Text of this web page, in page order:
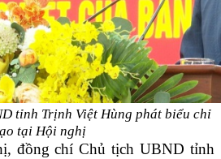
tỉnh Trịnh Việt Hùng phát biểu chỉ
tại Hội nghị
đồng chí Chủ tịch UBND tỉnh